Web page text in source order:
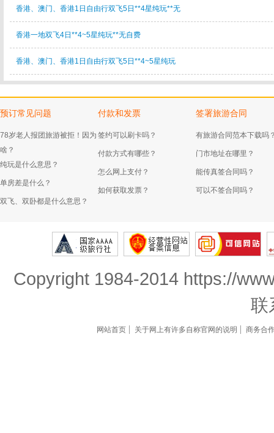
香港、澳门、香港1日自由行双飞5日**4星纯玩**无
香港一地双飞4日**4~5星纯玩**无自费
香港、澳门、香港1日自由行双飞5日**4~5星纯玩
预订常见问题
78岁老人报团旅游被拒！因为
啥？
纯玩是什么意思？
单房差是什么？
双飞、双卧都是什么意思？
付款和发票
签约可以刷卡吗？
付款方式有哪些？
怎么网上支付？
如何获取发票？
签署旅游合同
有旅游合同范本下载吗
门市地址在哪里？
能传真签合同吗？
可以不签合同吗？
Copyright 1984-2014 https://
联
网站首页 关于网上有许多自称官网的说明 商务合